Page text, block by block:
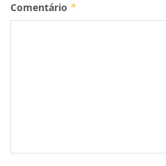
Comentário *